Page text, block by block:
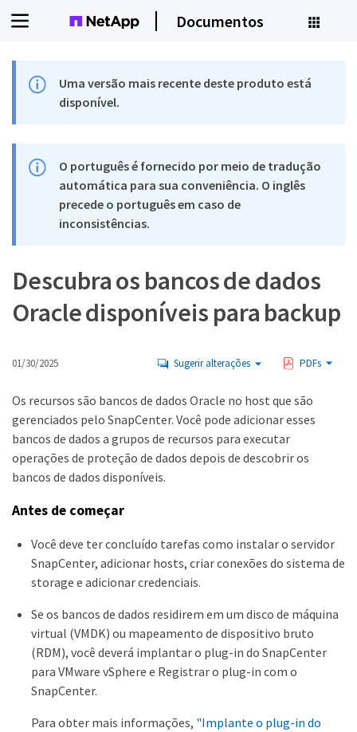
Documentos
Uma versão mais recente deste produto está
disponível.
O português é fornecido por meio de tradução
automática para sua conveniência. O inglês
precede o português em caso de
inconsistências.
Descubra os bancos de dados
Oracle disponíveis para backup
01/30/2025 Sugerir alterações PDFs
Os recursos são bancos de dados Oracle no host que são
gerenciados pelo SnapCenter. Você pode adicionar esses
bancos de dados a grupos de recursos para executar
operações de proteção de dados depois de descobrir os
bancos de dados disponíveis.
Antes de começar
Você deve ter concluído tarefas como instalar o servidor
SnapCenter, adicionar hosts, criar conexões do sistema de
storage e adicionar credenciais.
Se os bancos de dados residirem em um disco de máquina
virtual (VMDK) ou mapeamento de dispositivo bruto
(RDM), você deverá implantar o plug-in do SnapCenter
para VMware vSphere e Registrar o plug-in com o
SnapCenter.
Para obter mais informações, "Implante o plug-in do